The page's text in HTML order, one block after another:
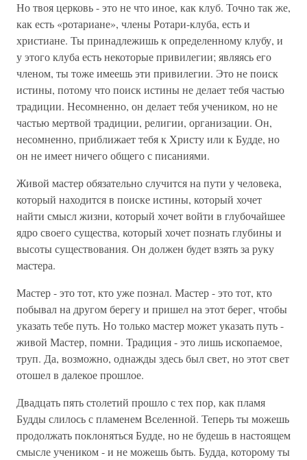
Но твоя церковь - это не что иное, как клуб. Точно так же,
как есть «ротариане», члены Ротари-клуба, есть и
христиане. Ты принадлежишь к определенному клубу, и
у этого клуба есть некоторые привилегии; являясь его
членом, ты тоже имеешь эти привилегии. Это не поиск
истины, потому что поиск истины не делает тебя частью
традиции. Несомненно, он делает тебя учеником, но не
частью мертвой традиции, религии, организации. Он,
несомненно, приближает тебя к Христу или к Будде, но
он не имеет ничего общего с писаниями.
Живой мастер обязательно случится на пути у человека,
который находится в поиске истины, который хочет
найти смысл жизни, который хочет войти в глубочайшее
ядро своего существа, который хочет познать глубины и
высоты существования. Он должен будет взять за руку
мастера.
Мастер - это тот, кто уже познал. Мастер - это тот, кто
побывал на другом берегу и пришел на этот берег, чтобы
указать тебе путь. Но только мастер может указать путь -
живой Мастер, помни. Традиция - это лишь ископаемое,
труп. Да, возможно, однажды здесь был свет, но этот свет
отошел в далекое прошлое.
Двадцать пять столетий прошло с тех пор, как пламя
Будды слилось с пламенем Вселенной. Теперь ты можешь
продолжать поклоняться Будде, но не будешь в настоящем
смысле учеником - и не можешь быть. Будда, которому ты